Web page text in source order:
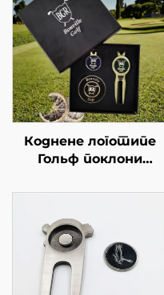
Коднене логотипе
Гольф поклони
са Голф Дивот
Тес,Болл Маркери
Голф Аксесуари